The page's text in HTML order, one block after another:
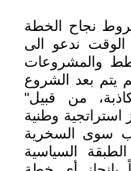
نجاح الخطة
الوقت ندعو الى
والمشروعات
يتم بعد الشروع
من قبيل"
وطنية
سوى السخرية
السياسية